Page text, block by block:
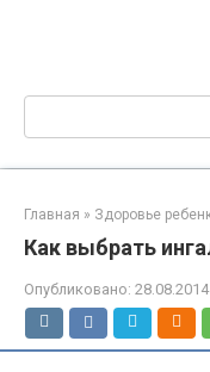
Поиск:
Главная » Здоровье
Как выбрать
Опубликовано: 28.08.2014